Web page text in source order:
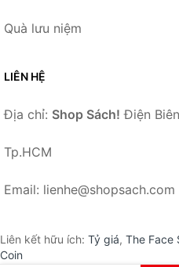
Quà lưu niệm
LIÊN HỆ
Địa chỉ: Shop Sách! Điện
Tp.HCM
Email: lienhe@shopsach.com
Liên kết hữu ích: Tỷ giá, The Face
Coin